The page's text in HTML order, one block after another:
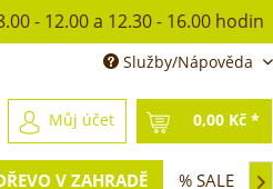
- 12.00 a 12.30 - 16.00 hodin
Služby/Nápověda
Můj účet 0,00 Kč *
V ZAHRADĚ % SALE 